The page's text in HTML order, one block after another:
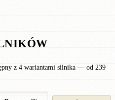
z 4 wariantami silnika — od 239